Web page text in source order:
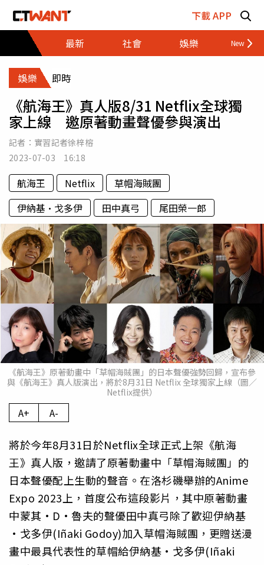
下載 APP
最新
社會 娛樂 財經
娛樂 即時
《航海王》真人版8/31 Netflix全球獨
家上線 邀原著動畫聲優參與演出
記者： 實習記者徐梓榕
2023-07-03 16:18
航海王 Netflix
草帽海賊團
伊納基·戈多伊
田中真弓 尾田榮一郎
《航海王》原著動畫中「草帽海賊團」的日本聲優強勢回歸，宣布參
與《航海王》真人版演出，將於8月31日 Netflix 全球獨家上線（圖／
Netflix提供）
A+ A-
將於今年8月31日於Netflix全球正式上架《航海
王》真人版，邀請了原著動畫中「草帽海賊團」的
日本聲優配上生動的聲音。在洛杉磯舉辦的Anime
Expo 2023上，首度公布這段影片，其中原著動畫
中蒙其·D·魯夫的聲優田中真弓除了歡迎伊納基
·戈多伊(Iñaki Godoy)加入草帽海賊團，更贈送漫
畫中最具代表性的草帽給伊納基·戈多伊(Iñaki